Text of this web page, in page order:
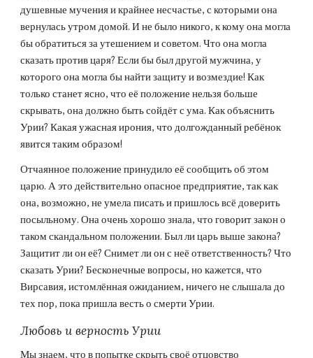
душевные мучения и крайнее несчастье, с которыми она
вернулась утром домой. И не было никого, к кому она могла
бы обратиться за утешением и советом. Что она могла
сказать против царя? Если бы был другой мужчина, у
которого она могла бы найти защиту и возмездие! Как
только станет ясно, что её положение нельзя больше
скрывать, она должно быть сойдёт с ума. Как объяснить
Урии? Какая ужасная ирония, что долгожданный ребёнок
явится таким образом!
Отчаянное положение принудило её сообщить об этом
царю. А это действительно опасное предприятие, так как
она, возможно, не умела писать и пришлось всё доверить
посыльному. Она очень хорошо знала, что говорит закон о
таком скандальном положении. Был ли царь выше закона?
Защитит ли он её? Снимет ли он с неё ответственность? Что
сказать Урии? Бесконечные вопросы, но кажется, что
Вирсавия, истомлённая ожиданием, ничего не слышала до
тех пор, пока пришла весть о смерти Урии.
Любовь и верность Урии
Мы знаем, что в попытке скрыть своё отцовство